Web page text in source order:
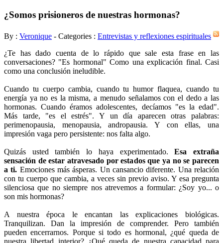
¿Somos prisioneros de nuestras hormonas?
By : Veronique - Categories : Entrevistas y reflexiones espirituales
¿Te has dado cuenta de lo rápido que sale esta frase en las
conversaciones? "Es hormonal" Como una explicación final. Casi
como una conclusión ineludible.
Cuando tu cuerpo cambia, cuando tu humor flaquea, cuando tu
energía ya no es la misma, a menudo señalamos con el dedo a las
hormonas. Cuando éramos adolescentes, decíamos "es la edad".
Más tarde, "es el estrés". Y un día aparecen otras palabras:
perimenopausia, menopausia, andropausia. Y con ellas, una
impresión vaga pero persistente: nos falta algo.
Quizás usted también lo haya experimentado.Esa extraña
sensación de estar atravesado por estados que ya no se parecen
a ti. Emociones más ásperas. Un cansancio diferente. Una relación
con tu cuerpo que cambia, a veces sin previo aviso. Y esa pregunta
silenciosa que no siempre nos atrevemos a formular: ¿Soy yo... o
son mis hormonas?
A nuestra época le encantan las explicaciones biológicas.
Tranquilizan. Dan la impresión de comprender. Pero también
pueden encerrarnos. Porque si todo es hormonal, ¿qué queda de
nuestra libertad interior? ¿Qué queda de nuestra capacidad para